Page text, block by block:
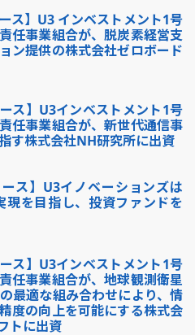
ース】U3 インベストメント1号
任事業組合が、脱炭素経営支
ン提供の株式会社ゼロボード
ース】U3インベストメント1号
任事業組合が、新世代通信事
す株式会社NH研究所に出資
ース】U3イノベーションズは
を目指し、投資ファンドを
ース】U3インベストメント1号
任事業組合が、地球観測衛星
最適な組み合わせにより、情
度の向上を可能にする株式会
トに出資